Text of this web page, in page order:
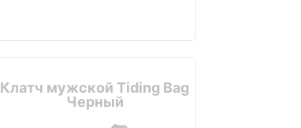
Клатч мужской Tiding Bag
Черный